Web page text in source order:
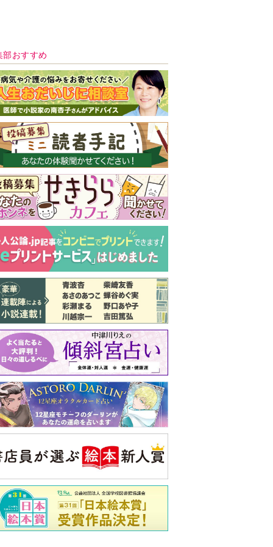
号 好評発売中！
実家の処分から終
の棲家までどうす
る？60代からの家
モンダイ
最新号
バックナンバー
注目トピ
同僚の心無い言葉に気持ちが折れた
した
義実家について、義弟が私へ怒りのLINE
公論新社の本
いじめのある世界に生き
る君たちへ
いじめられっ子だった精神
科医の贈る言葉
夫 著 詳しくみる